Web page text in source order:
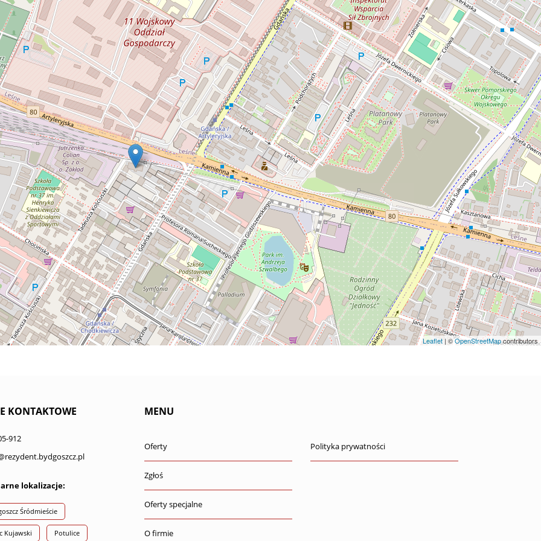
Leaflet | ©OpenStreetMapcontributors
KONTAKTOWE
912
lokalizacje:
Śródmieście
Kujawski Potulice
MENU
Oferty
Zgłoś
Oferty specjalne
O firmie
Polityka prywatności